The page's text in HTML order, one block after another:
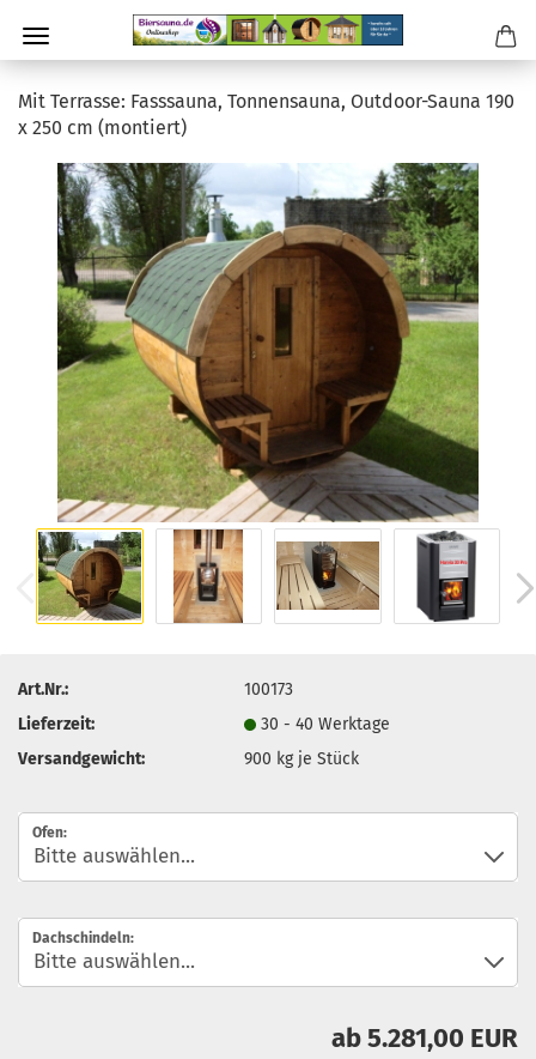
Mit Terrasse: Fasssauna, Tonnensauna, Outdoor-Sauna 190
x 250 cm (montiert)
Art.Nr.:
100173
Lieferzeit:
30 - 40 Werktage
Versandgewicht:
900 kg je Stück
Ofen:
Dachschindeln:
ab 5.281,00 EUR